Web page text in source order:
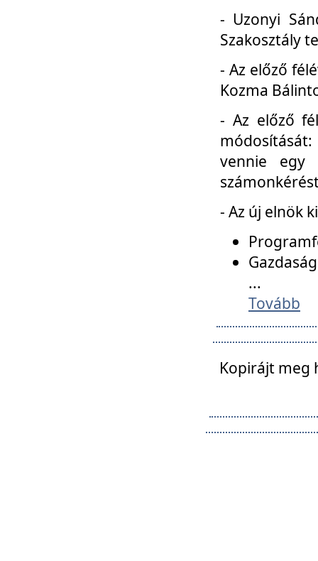
- Uzonyi
Szakosztály
- Az előző
Kozma
- Az előző
vennie egy
- Az új elnök
...
Tovább
Kopirájt meg